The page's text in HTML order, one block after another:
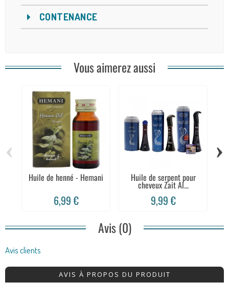
CONTENANCE
Vous aimerez aussi
Huile de henné - Hemani
6,99 €
Huile de serpent pour
cheveux Zait Al...
9,99 €
‹ ›
Avis (0)
Avis clients
AVIS À PROPOS DU PRODUIT